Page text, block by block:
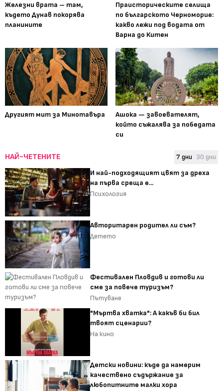
Железни врата – там,
където Дунав покорява
планините
Праисторическите селища
по българското Черноморие:
какво лежи под водата от
Варна до Китен
Другият мит за Минотавъра
Ашока — завоевателят,
който съжалява за победата
си
НАЙ-ЧЕТЕНИТЕ 7 дни 30 дни
И най-подходящият цвят за дреха
на първа среща е...
Психология
Авторитарен родител ли съм?
Детето
Фестивален Пловдив и готови ли
сме за повече туризъм?
Пътуване
"Мъртва хватка": А какъв би бил
твоят сценарии?
На кино
Детски новини: къде да намерим
качествено съдържание за
любопитните малки хора